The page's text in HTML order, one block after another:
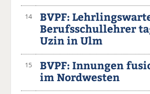
14
BVPF:
Berufsschullehrer
Uzin in Ulm
15
BVPF: Innungen
im Nordwesten